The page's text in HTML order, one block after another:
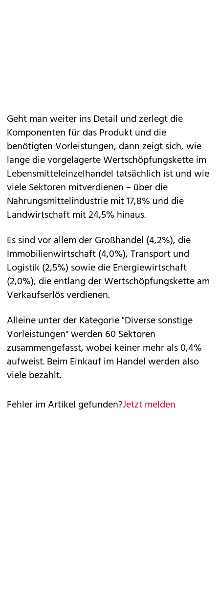
Geht man weiter ins Detail und zerlegt die
Komponenten für das Produkt und die
benötigten Vorleistungen, dann zeigt sich, wie
lange die vorgelagerte Wertschöpfungskette im
Lebensmitteleinzelhandel tatsächlich ist und wie
viele Sektoren mitverdienen – über die
Nahrungsmittelindustrie mit 17,8% und die
Landwirtschaft mit 24,5% hinaus.
Es sind vor allem der Großhandel (4,2%), die
Immobilienwirtschaft (4,0%), Transport und
Logistik (2,5%) sowie die Energiewirtschaft
(2,0%), die entlang der Wertschöpfungskette am
Verkaufserlös verdienen.
Alleine unter der Kategorie "Diverse sonstige
Vorleistungen" werden 60 Sektoren
zusammengefasst, wobei keiner mehr als 0,4%
aufweist. Beim Einkauf im Handel werden also
viele bezahlt.
Fehler im Artikel gefunden?Jetzt melden